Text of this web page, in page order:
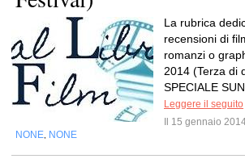
La rubrica
recensioni di
romanzi o
2014 (Terza di
SPECIALE
Leggere il seguito
Il 15 gennaio
NONE NONE